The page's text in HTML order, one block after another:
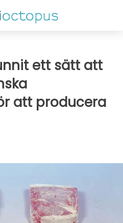
ett sätt att
att producera